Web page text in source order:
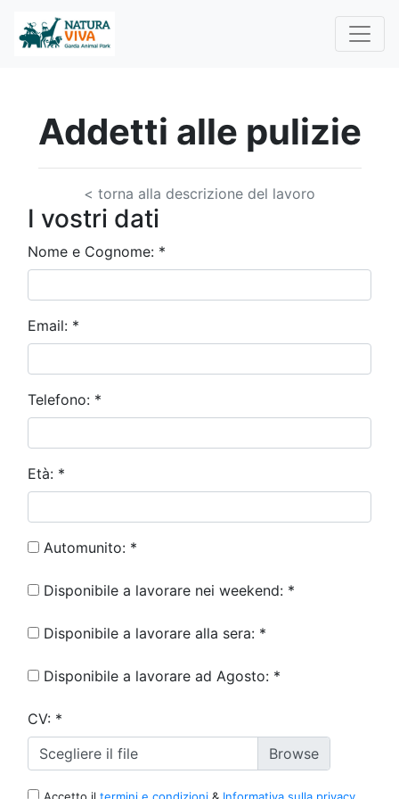
Addetti alle pulizie
< torna alla descrizione del lavoro
I vostri dati
Nome e Cognome: *
Email: *
Telefono: *
Età: *
Automunito: *
Disponibile a lavorare nei weekend: *
Disponibile a lavorare alla sera: *
Disponibile a lavorare ad Agosto: *
CV: *
Scegliere il file